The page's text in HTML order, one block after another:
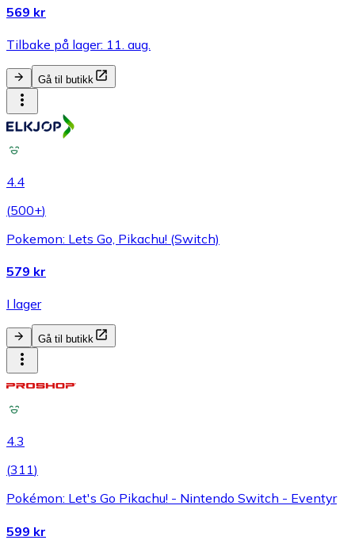
569 kr
Tilbake på lager: 11. aug.
Gå til butikk
4.4
(500+)
Pokemon: Lets Go, Pikachu! (Switch)
579 kr
I lager
Gå til butikk
4.3
(311)
Pokémon: Let's Go Pikachu! - Nintendo Switch - Eventyr
599 kr